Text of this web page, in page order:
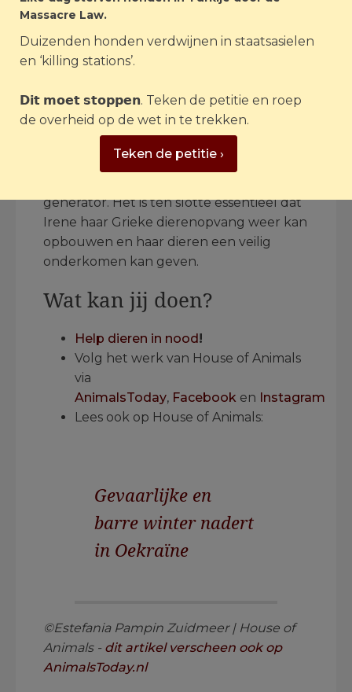
we gaan door. De
overgebleven dieren
rekenen op ons.”
gedaan voor de aanschaf van een boor,
generator. Het is ten slotte essentieel dat
Irene haar Grieke dierenopvang weer kan
opbouwen en haar dieren een veilig
onderkomen kan geven.
Wat kan jij doen?
Help dieren in nood!
Volg het werk van House of Animals
via
AnimalsToday, Facebook en Instagram
Lees ook op House of Animals:
Gevaarlijke en
barre winter nadert
in Oekraïne
©Estefania Pampin Zuidmeer | House of
Animals - dit artikel verscheen ook op
AnimalsToday.nl
Massacre Law.
Duizenden honden verdwijnen in staatsasielen
en ‘killing stations’.
𝗗𝗶𝘁 𝗺𝗼𝗲𝘁 𝘀𝘁𝗼𝗽𝗽𝗲𝗻. Teken de petitie en roep
de overheid op de wet in te trekken.
Teken de petitie ›